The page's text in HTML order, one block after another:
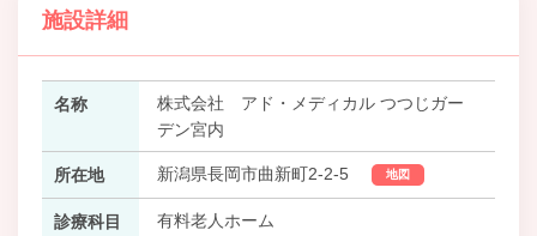
施設詳細
名称
株式会社 アド・メディカル つつじガー
デン宮内
所在地 新潟県長岡市曲新町2-2-5 地図
診療科目 有料老人ホーム